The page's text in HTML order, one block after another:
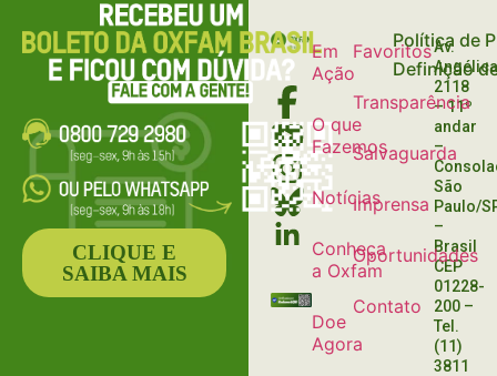
Em
Ação
O que
Fazemos
Notícias
Conheça
a Oxfam
Doe
Agora
Favoritos
Transparência
Salvaguarda
Imprensa
Oportunidades
Contato
Política de
Definição
Av.
2118
– 11º
andar
–
São
Paulo/
–
Brasil
CEP
01228-
200 –
Tel.
(11)
3811
CLIQUE E
SAIBA MAIS